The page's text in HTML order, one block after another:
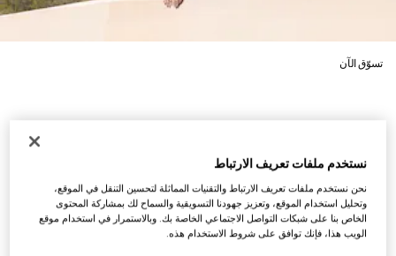
تسوّق الآن
نستخدم ملفات تعريف الارتباط
نحن نستخدم ملفات تعريف الارتباط والتقنيات المماثلة لتحسين التنقل في الموقع،
وتحليل استخدام الموقع، وتعزيز جهودنا التسويقية والسماح لك بمشاركة المحتوى
الخاص بنا على شبكات التواصل الاجتماعي الخاصة بك. وبالاستمرار في استخدام موقع
الويب هذا، فإنك توافق على شروط الاستخدام هذه.